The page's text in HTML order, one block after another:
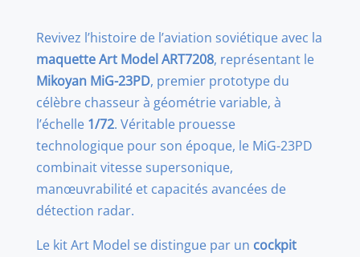
1/72
Revivez l’histoire de l’aviation soviétique avec la
maquette Art Model ART7208, représentant le
Mikoyan MiG-23PD, premier prototype du
célèbre chasseur à géométrie variable, à
l’échelle 1/72. Véritable prouesse
technologique pour son époque, le MiG-23PD
combinait vitesse supersonique,
manœuvrabilité et capacités avancées de
détection radar.
Le kit Art Model se distingue par un cockpit